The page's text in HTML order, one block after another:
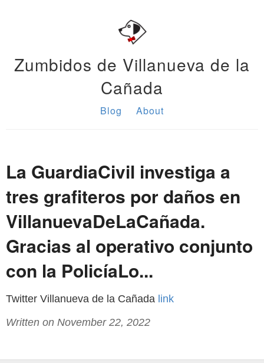
Zumbidos de Villanueva de la
Cañada
Blog About
La GuardiaCivil investiga a
tres grafiteros por daños en
VillanuevaDeLaCañada.
Gracias al operativo conjunto
con la PolicíaLo...
Twitter Villanueva de la Cañada link
Written on November 22, 2022